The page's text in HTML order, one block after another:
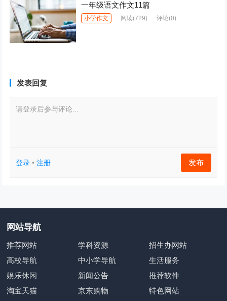
一年级语文作文11篇
小学作文 阅读(729) 评论(0)
发表回复
请登录后参与评论...
登录 •注册 发布
网站导航
推荐网站 学科资源
招生办网站
高校导航
中小学导航
生活服务
娱乐休闲
新闻公告
推荐软件
淘宝天猫
京东购物
特色网站